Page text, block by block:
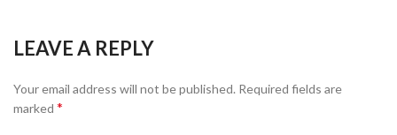
LEAVE A REPLY
Your email address will not be published. Required fields are
marked *